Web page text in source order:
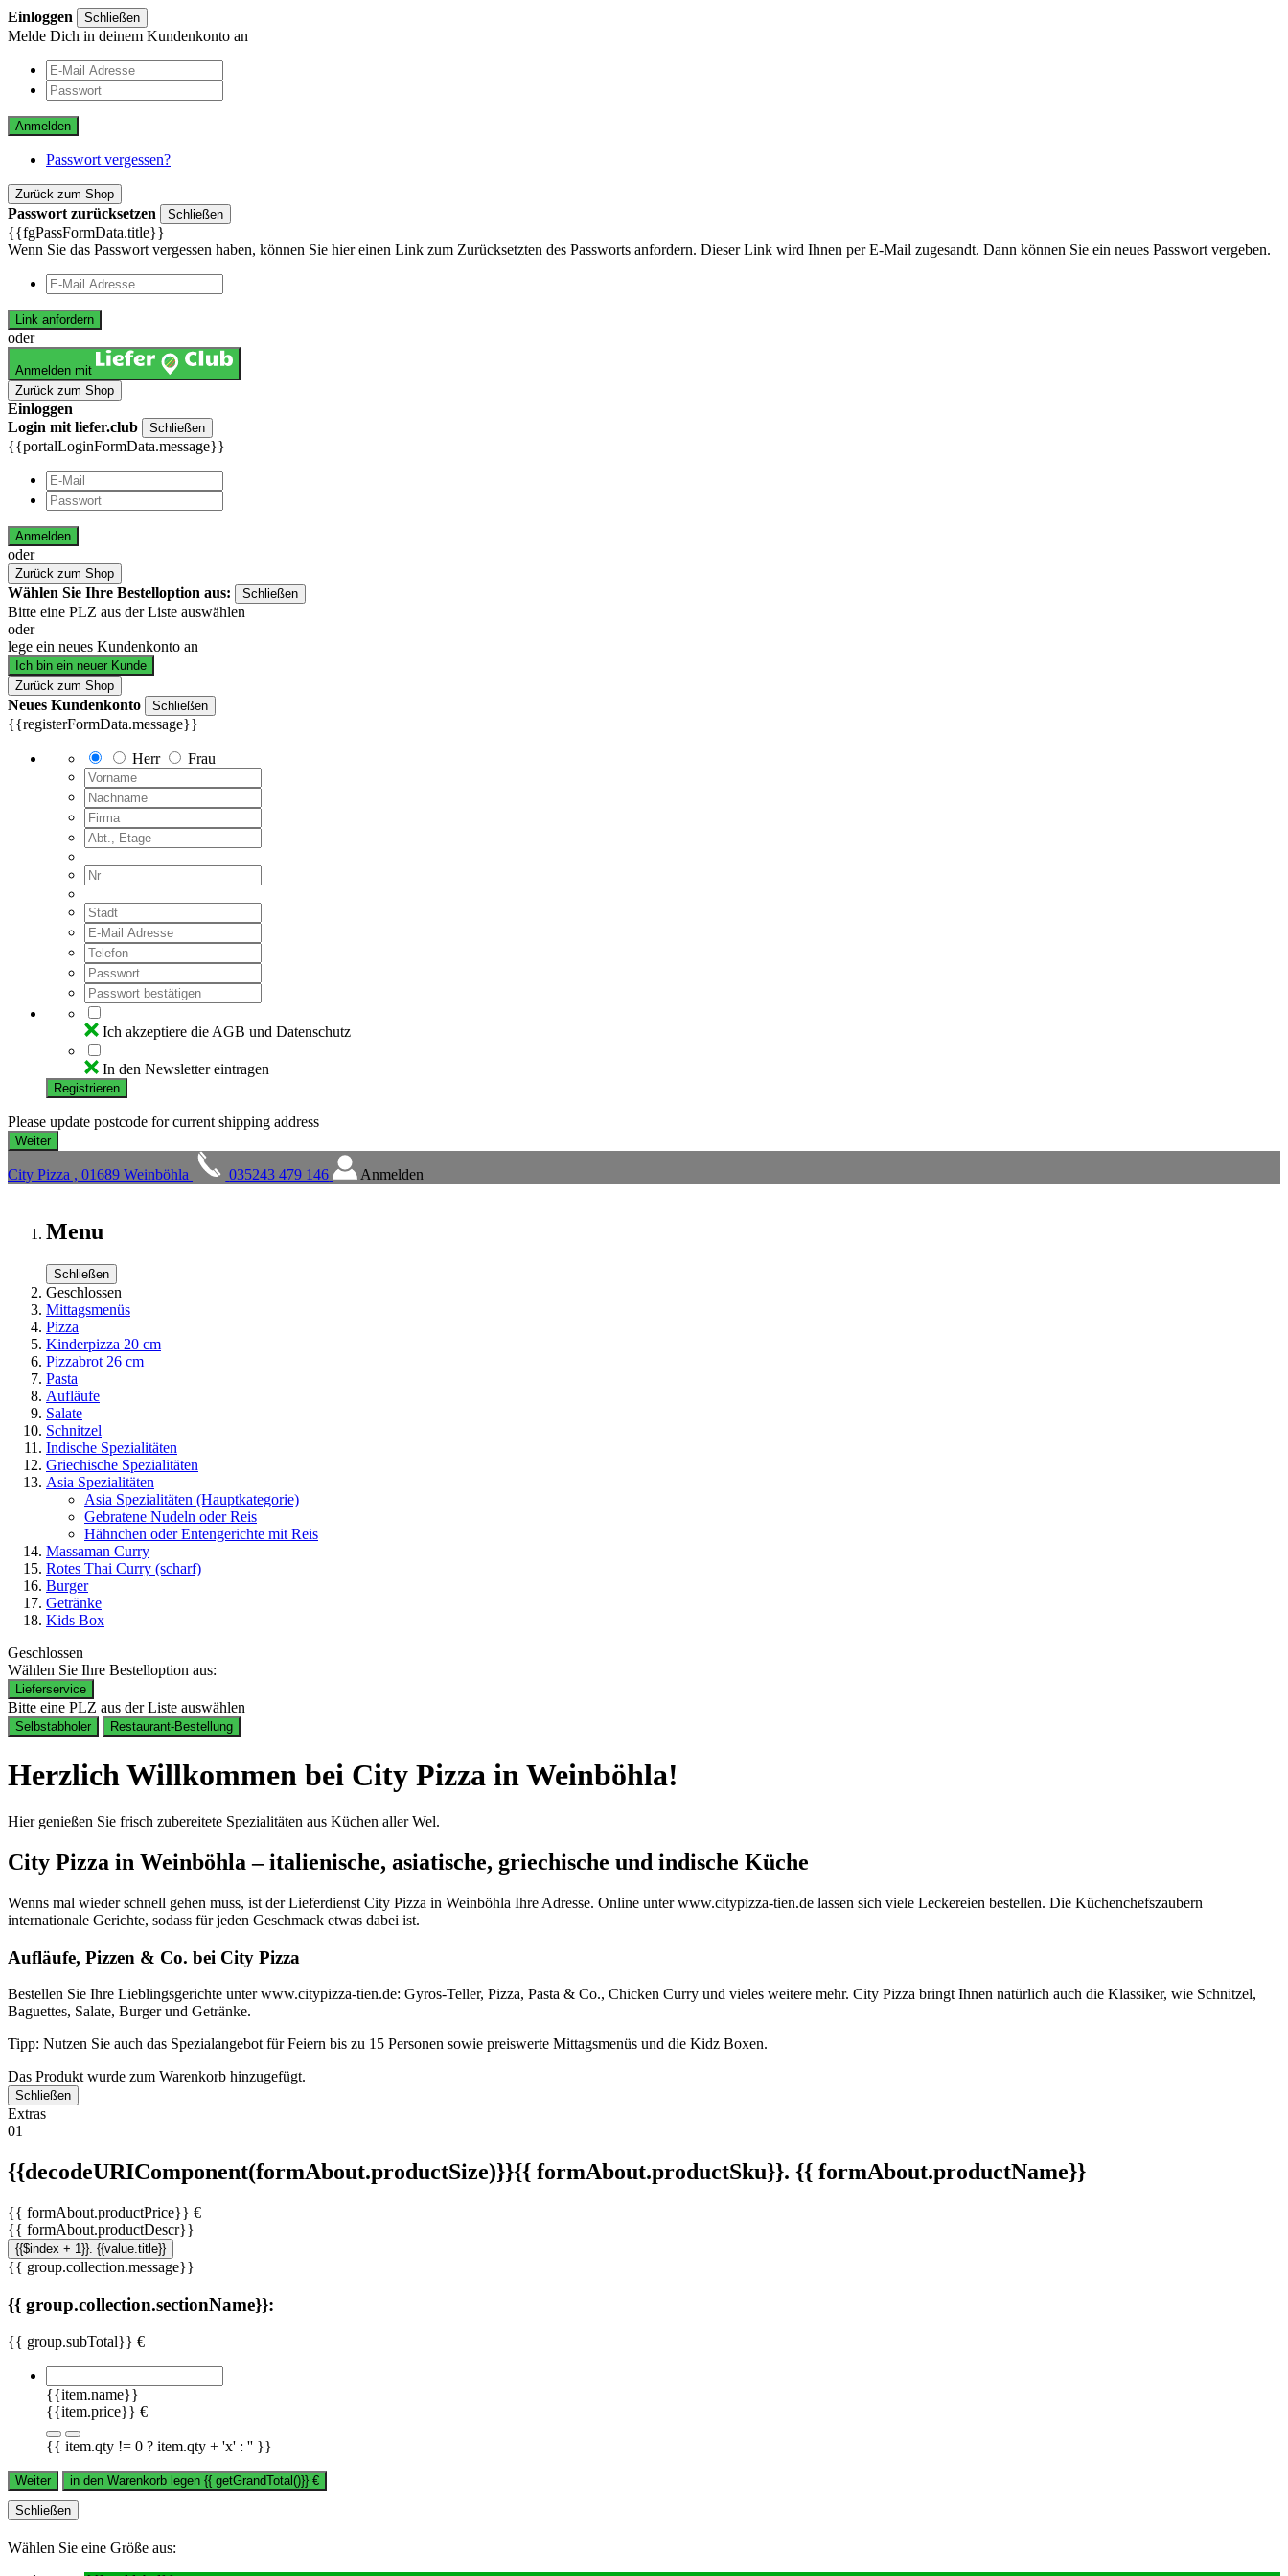
Einloggen Schließen
Melde Dich in deinem Kundenkonto an
Anmelden
Passwort vergessen?
Zurück zum Shop
Passwort zurücksetzen Schließen
{{fgPassFormData.title}}
Wenn Sie das Passwort vergessen haben, können Sie hier einen Link zum Zurücksetzten des Passworts anfordern. Dieser Link wird Ihnen per E-Mail zugesandt. Dann können Sie ein neues Passwort vergeben.
Link anfordern
oder
Anmelden mit
Zurück zum Shop
Einloggen
Login mit liefer.club
Schließen
{{portalLoginFormData.message}}
Anmelden
oder
Zurück zum Shop
Wählen Sie Ihre Bestelloption aus: Schließen
Bitte eine PLZ aus der Liste auswählen
oder
lege ein neues Kundenkonto an
Ich bin ein neuer Kunde
Zurück zum Shop
Neues Kundenkonto Schließen
{{registerFormData.message}}
Herr Frau
Ich akzeptiere die AGB und Datenschutz
In den Newsletter eintragen
Registrieren
Please update postcode for current shipping address
City Pizza , 01689 Weinböhla 035243 479 146 Anmelden
Menu
Schließen
Geschlossen
Mittagsmenüs
Pizza
Kinderpizza 20 cm
Pizzabrot 26 cm
Pasta
Aufläufe
Salate
Schnitzel
Indische Spezialitäten
Griechische Spezialitäten
Asia Spezialitäten
Asia Spezialitäten (Hauptkategorie)
Gebratene Nudeln oder Reis
Hähnchen oder Entengerichte mit Reis
Massaman Curry
Rotes Thai Curry (scharf)
Burger
Getränke
Kids Box
Geschlossen
Wählen Sie Ihre Bestelloption aus:
Lieferservice
Bitte eine PLZ aus der Liste auswählen
Selbstabholer Restaurant-Bestellung
Herzlich Willkommen bei City Pizza in Weinböhla!
Hier genießen Sie frisch zubereitete Spezialitäten aus Küchen aller Wel.
City Pizza in Weinböhla – italienische, asiatische, griechische und indische Küche
Wenns mal wieder schnell gehen muss, ist der Lieferdienst City Pizza in Weinböhla Ihre Adresse. Online unter www.citypizza-tien.de lassen sich viele Leckereien bestellen. Die Küchenchefszaubern
internationale Gerichte, sodass für jeden Geschmack etwas dabei ist.
Aufläufe, Pizzen & Co. bei City Pizza
Bestellen Sie Ihre Lieblingsgerichte unter www.citypizza-tien.de: Gyros-Teller, Pizza, Pasta & Co., Chicken Curry und vieles weitere mehr. City Pizza bringt Ihnen natürlich auch die Klassiker, wie Schnitzel,
Baguettes, Salate, Burger und Getränke.
Tipp: Nutzen Sie auch das Spezialangebot für Feiern bis zu 15 Personen sowie preiswerte Mittagsmenüs und die Kidz Boxen.
Das Produkt wurde zum Warenkorb hinzugefügt.
Schließen
Extras
01
{{decodeURIComponent(formAbout.productSize)}}{{ formAbout.productSku}}. {{ formAbout.productName}}
{{ formAbout.productPrice}} €
{{ formAbout.productDescr}}
{{$index + 1}}. {{value.title}}
{{ group.collection.message}}
{{ group.collection.sectionName}}:
{{ group.subTotal}} €
{{item.name}}
{{item.price}} €
{{ item.qty != 0 ? item.qty + 'x' : '' }}
Weiter in den Warenkorb legen {{ getGrandTotal()}} €
Schließen
Wählen Sie eine Größe aus: